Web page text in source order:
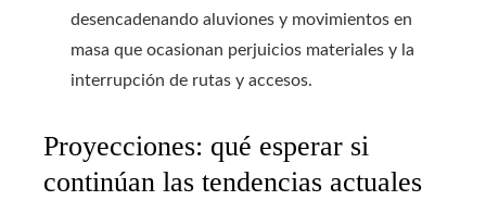
desencadenando aluviones y movimientos en
masa que ocasionan perjuicios materiales y la
interrupción de rutas y accesos.
Proyecciones: qué esperar si
continúan las tendencias actuales